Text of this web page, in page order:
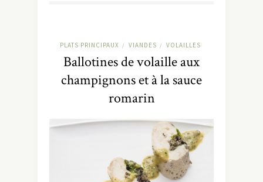
PLATS PRINCIPAUX / VIANDES / VOLAILLES
Ballotines de volaille aux
champignons et à la sauce
romarin